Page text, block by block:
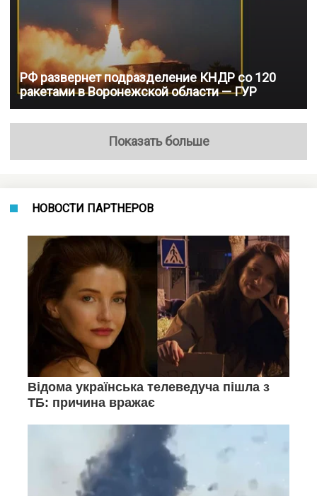
РФ развернет подразделение КНДР со 120
ракетами в Воронежской области — ГУР
Показать больше
НОВОСТИ ПАРТНЕРОВ